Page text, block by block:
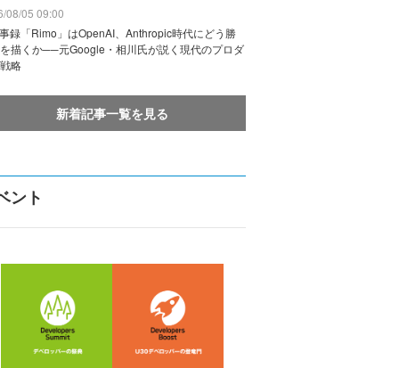
08/05 09:00
録「Rimo」はOpenAI、Anthropic時代にどう勝
描くか──元Google・相川氏が説く現代のプロダ
略
新着記事一覧を見る
ント